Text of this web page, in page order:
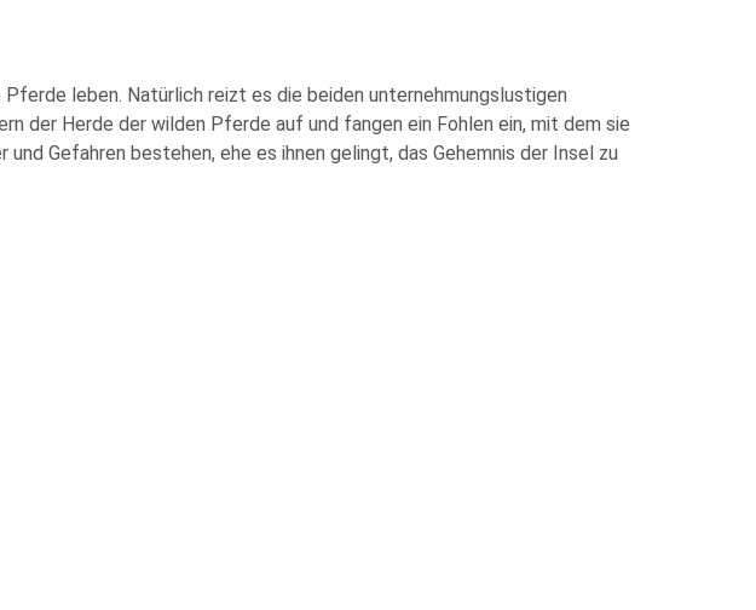
leben. Natürlich reizt es die beiden unternehmungslustigen
der Herde der wilden Pferde auf und fangen ein Fohlen ein, mit dem sie
Gefahren bestehen, ehe es ihnen gelingt, das Gehemnis der Insel zu